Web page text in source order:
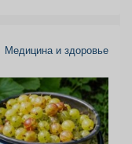
Медицина и здоровье